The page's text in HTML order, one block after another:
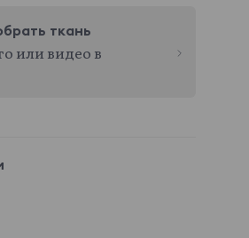
ткань
или видео в